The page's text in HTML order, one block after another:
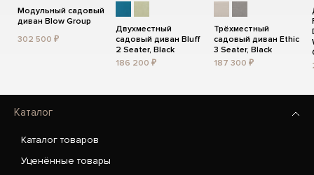
Модульный садовый
диван Blow Group
302 500 ₽
Двухместный
садовый диван Bluff
2 Seater, Black
186 200 ₽
Трёхместный
садовый диван Ethic
3 Seater, Black
187 300 ₽
Каталог
Каталог товаров
Уценённые товары